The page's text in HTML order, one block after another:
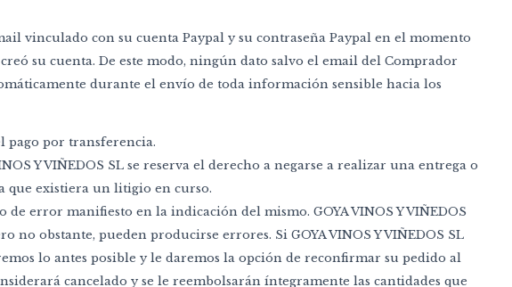
vinculado con su cuenta Paypal y su contraseña Paypal en el momento
su cuenta. De este modo, ningún dato salvo el email del Comprador
durante el envío de toda información sensible hacia los
pago por transferencia.
Y VIÑEDOS SL se reserva el derecho a negarse a realizar una entrega o
que existiera un litigio en curso.
error manifiesto en la indicación del mismo. GOYA VINOS Y VIÑEDOS
obstante, pueden producirse errores. Si GOYA VINOS Y VIÑEDOS SL
lo antes posible y le daremos la opción de reconfirmar su pedido al
cancelado y se le reembolsarán íntegramente las cantidades que